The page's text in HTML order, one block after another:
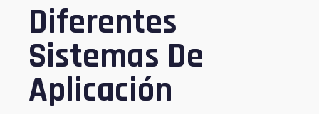
Diferentes
Sistemas De
Aplicación